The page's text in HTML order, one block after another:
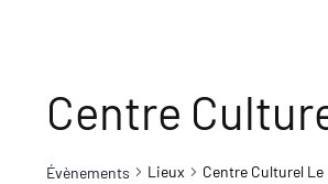
Centre
Évènements Lieux Centre Culturel Le